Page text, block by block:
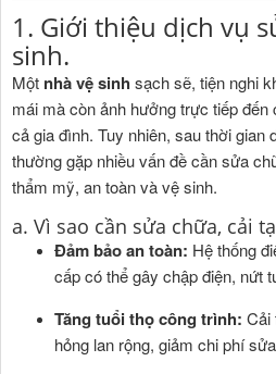
1. Giới thiệu dịch vụ
sinh.
Một nhà vệ sinh sạch sẽ, tiện nghi
mái mà còn ảnh hưởng trực tiếp
cả gia đình. Tuy nhiên, sau thời gian
thường gặp nhiều vấn đề cần sửa
thẩm mỹ, an toàn và vệ sinh.
a. Vì sao cần sửa chữa, cải
Đảm bảo an toàn: Hệ thống
cấp có thể gây chập điện, nứt
Tăng tuổi thọ công trình: Cải
hỏng lan rộng, giảm chi phí